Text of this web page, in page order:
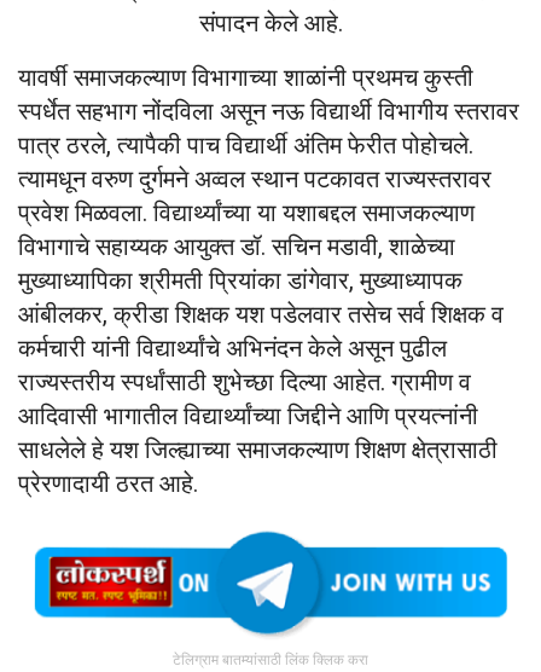
संपादन केले आहे.
यावर्षी समाजकल्याण विभागाच्या शाळांनी प्रथमच कुस्ती
स्पर्धेत सहभाग नोंदविला असून नऊ विद्यार्थी विभागीय स्तरावर
पात्र ठरले, त्यापैकी पाच विद्यार्थी अंतिम फेरीत पोहोचले.
त्यामधून वरुण दुर्गमने अव्वल स्थान पटकावत राज्यस्तरावर
प्रवेश मिळवला. विद्यार्थ्यांच्या या यशाबद्दल समाजकल्याण
विभागाचे सहाय्यक आयुक्त डॉ. सचिन मडावी, शाळेच्या
मुख्याध्यापिका श्रीमती प्रियांका डांगेवार, मुख्याध्यापक
आंबीलकर, क्रीडा शिक्षक यश पडेलवार तसेच सर्व शिक्षक व
कर्मचारी यांनी विद्यार्थ्यांचे अभिनंदन केले असून पुढील
राज्यस्तरीय स्पर्धांसाठी शुभेच्छा दिल्या आहेत. ग्रामीण व
आदिवासी भागातील विद्यार्थ्यांच्या जिद्दीने आणि प्रयत्नांनी
साधलेले हे यश जिल्ह्याच्या समाजकल्याण शिक्षण क्षेत्रासाठी
प्रेरणादायी ठरत आहे.
टेलिग्राम बातम्यांसाठी लिंक क्लिक करा